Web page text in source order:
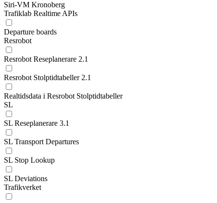
Siri-VM Kronoberg
Trafiklab Realtime APIs
Departure boards
Resrobot
Resrobot Reseplanerare 2.1
Resrobot Stolptidtabeller 2.1
Realtidsdata i Resrobot Stolptidtabeller
SL
SL Reseplanerare 3.1
SL Transport Departures
SL Stop Lookup
SL Deviations
Trafikverket